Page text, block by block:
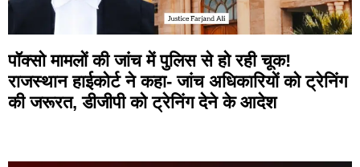
पॉक्सो मामलों की जांच में पुलिस से हो रही चूक!
राजस्थान हाईकोर्ट ने कहा- जांच अधिकारियों को ट्रेनिंग
की जरूरत, डीजीपी को ट्रेनिंग देने के आदेश